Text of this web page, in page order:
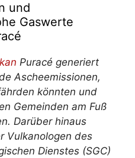
und
Gaswerte
Puracé generiert
Ascheemissionen,
könnten und
Gemeinden am Fuß
Darüber hinaus
Vulkanologen des
Dienstes (SGC)